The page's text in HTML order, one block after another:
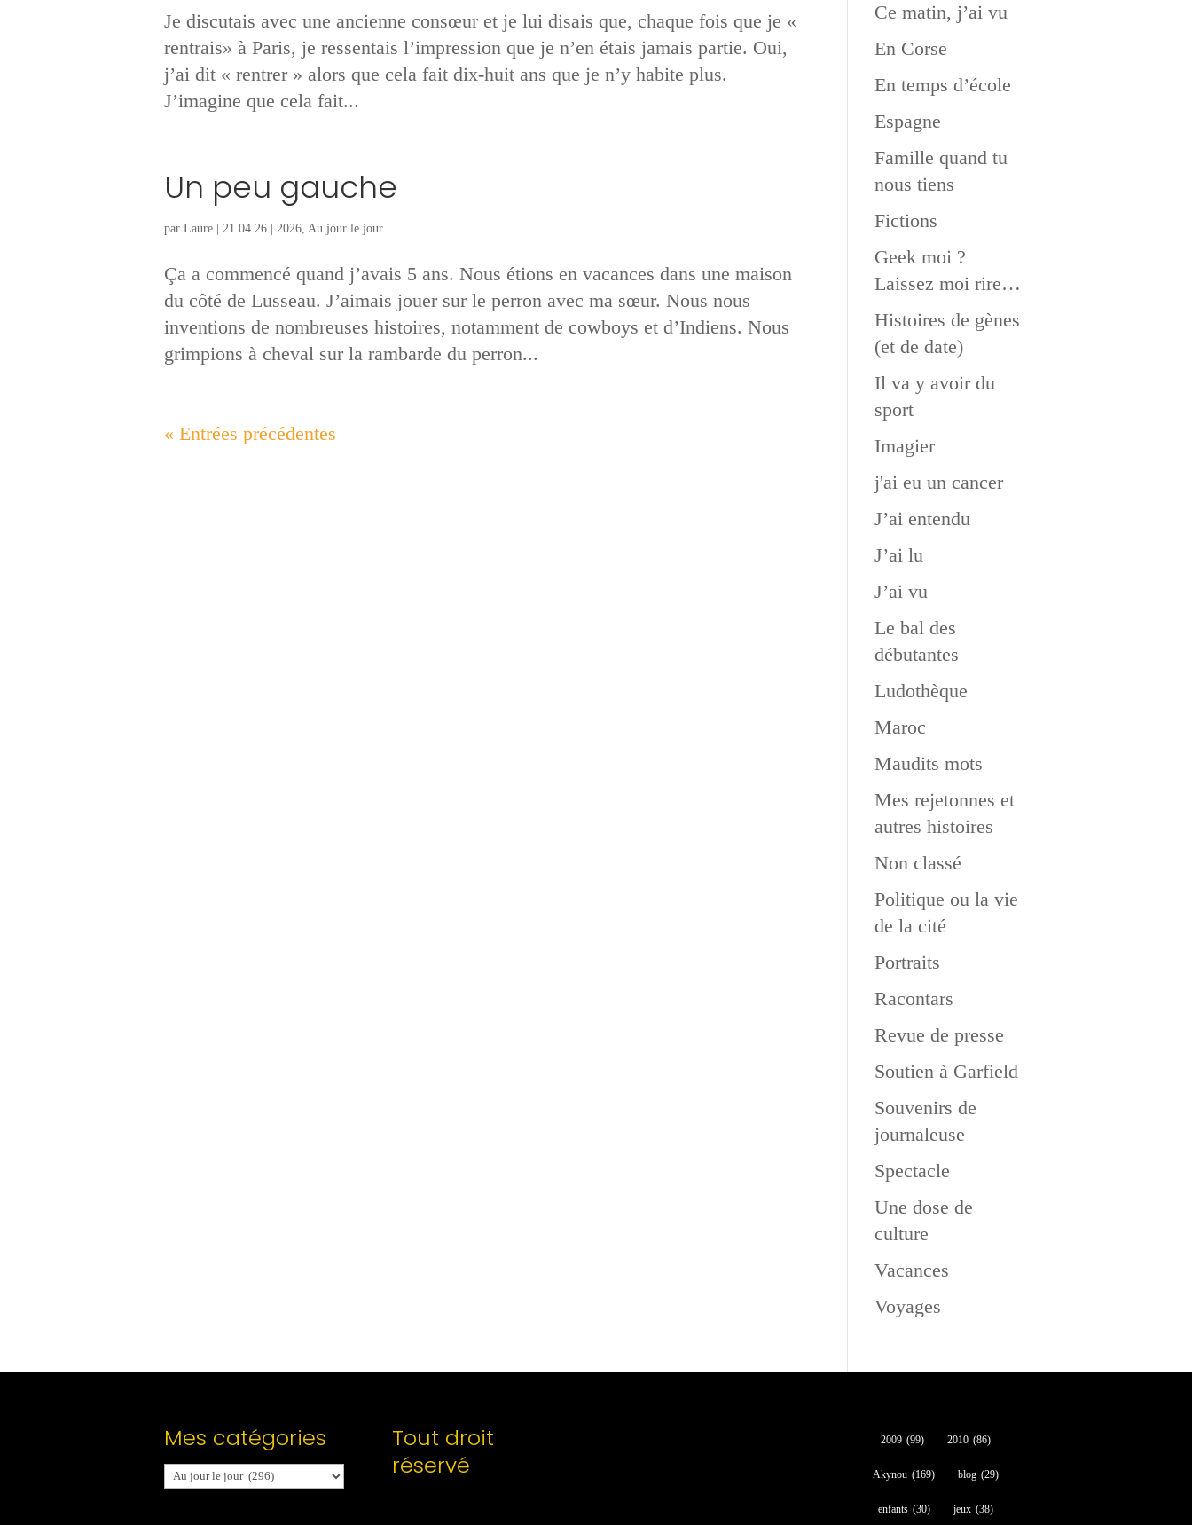
Je discutais avec une ancienne consœur et je lui disais que, chaque fois que je «
rentrais» à Paris, je ressentais l’impression que je n’en étais jamais partie. Oui,
j’ai dit « rentrer » alors que cela fait dix-huit ans que je n’y habite plus.
J’imagine que cela fait...
Un peu gauche
par Laure| 21 04 26| 2026, Au jour le jour
Ça a commencé quand j’avais 5 ans. Nous étions en vacances dans une maison
du côté de Lusseau. J’aimais jouer sur le perron avec ma sœur. Nous nous
inventions de nombreuses histoires, notamment de cowboys et d’Indiens. Nous
grimpions à cheval sur la rambarde du perron...
« Entrées précédentes
Ce matin, j’ai vu
En Corse
En temps d’école
Espagne
Famille quand tu
nous tiens
Fictions
Geek moi ?
Laissez moi rire…
Histoires de gènes
(et de date)
Il va y avoir du
sport
Imagier
j'ai eu un cancer
J’ai entendu
J’ai lu
J’ai vu
Le bal des
débutantes
Ludothèque
Maroc
Maudits mots
Mes rejetonnes et
autres histoires
Non classé
Politique ou la vie
de la cité
Portraits
Racontars
Revue de presse
Soutien à Garfield
Souvenirs de
journaleuse
Spectacle
Une dose de
culture
Vacances
Voyages
Mes catégories
Mes
catégories
Tout droit
réservé
2009 (99) 2010 (86)
Akynou (169) blog (29)
enfants (30) jeux (38)